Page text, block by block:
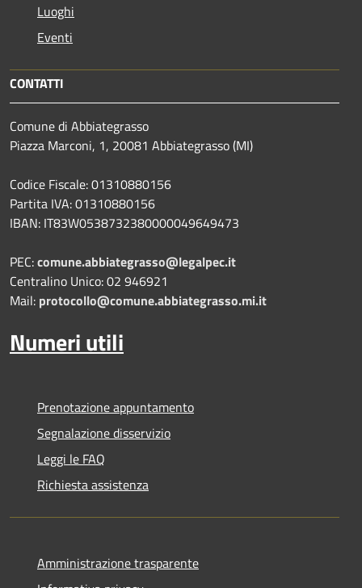
Luoghi
Eventi
CONTATTI
Comune di Abbiategrasso
Piazza Marconi, 1, 20081 Abbiategrasso (MI)
Codice Fiscale: 01310880156
Partita IVA: 01310880156
IBAN: IT83W0538732380000049649473
PEC:comune.abbiategrasso@legalpec.it
Centralino Unico: 02 946921
Mail: protocollo@comune.abbiategrasso.mi.it
Numeri utili
Prenotazione appuntamento
Segnalazione disservizio
Leggi le FAQ
Richiesta assistenza
Amministrazione trasparente